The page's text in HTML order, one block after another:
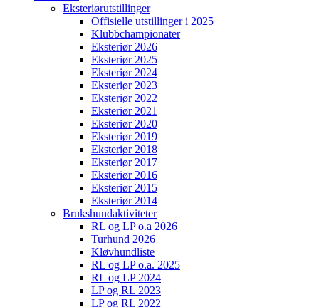
Eksteriørutstillinger
Offisielle utstillinger i 2025
Klubbchampionater
Eksteriør 2026
Eksteriør 2025
Eksteriør 2024
Eksteriør 2023
Eksteriør 2022
Eksteriør 2021
Eksteriør 2020
Eksteriør 2019
Eksteriør 2018
Eksteriør 2017
Eksteriør 2016
Eksteriør 2015
Eksteriør 2014
Brukshundaktiviteter
RL og LP o.a 2026
Turhund 2026
Kløvhundliste
RL og LP o.a. 2025
RL og LP 2024
LP og RL 2023
LP og RL 2022